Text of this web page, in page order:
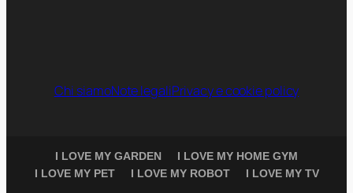
Chi siamoNote legaliPrivacy e cookie policy
I LOVE MY GARDEN
I LOVE MY HOME GYM
I LOVE MY PET
I LOVE MY ROBOT I LOVE MY TV